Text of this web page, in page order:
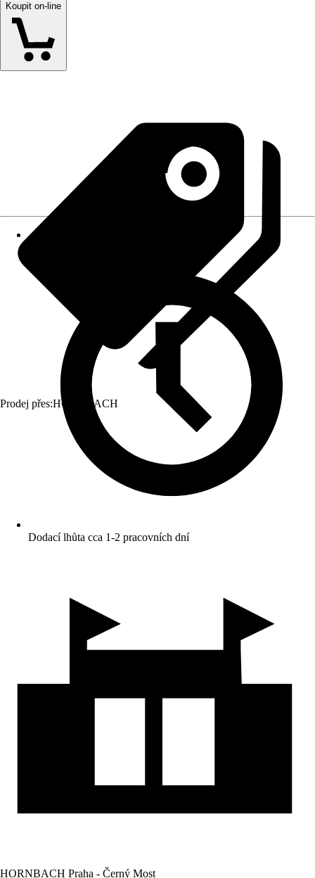
Koupit on-line
Prodej přes:HORNBACH
Dodací lhůta cca 1-2 pracovních dní
HORNBACH Praha - Černý Most